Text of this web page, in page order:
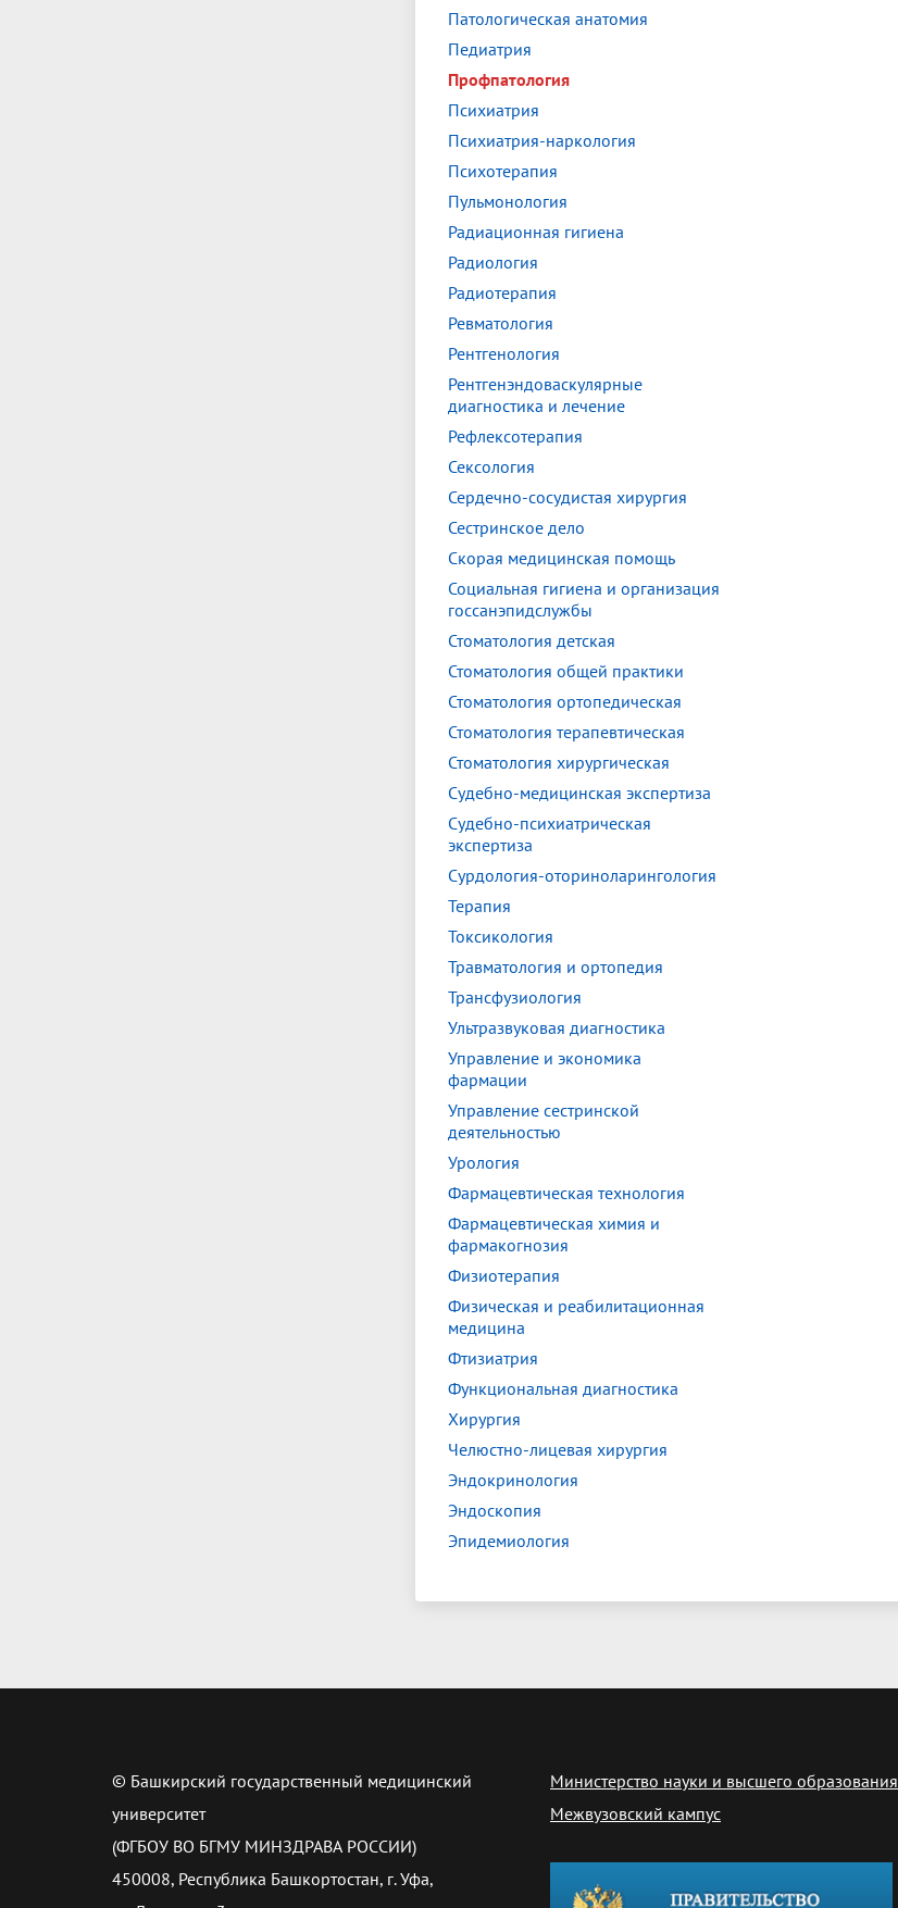
Патологическая анатомия
Педиатрия
Профпатология
Психиатрия
Психиатрия-наркология
Психотерапия
Пульмонология
Радиационная гигиена
Радиология
Радиотерапия
Ревматология
Рентгенология
Рентгенэндоваскулярные
диагностика и лечение
Рефлексотерапия
Сексология
Сердечно-сосудистая хирургия
Сестринское дело
Скорая медицинская помощь
Социальная гигиена и организация
госсанэпидслужбы
Стоматология детская
Стоматология общей практики
Стоматология ортопедическая
Стоматология терапевтическая
Стоматология хирургическая
Судебно-медицинская экспертиза
Судебно-психиатрическая
экспертиза
Сурдология-оториноларингология
Терапия
Токсикология
Травматология и ортопедия
Трансфузиология
Ультразвуковая диагностика
Управление и экономика
фармации
Управление сестринской
деятельностью
Урология
Фармацевтическая технология
Фармацевтическая химия и
фармакогнозия
Физиотерапия
Физическая и реабилитационная
медицина
Фтизиатрия
Функциональная диагностика
Хирургия
Челюстно-лицевая хирургия
Эндокринология
Эндоскопия
Эпидемиология
© Башкирский государственный медицинский
университет
(ФГБОУ ВО БГМУ МИНЗДРАВА РОССИИ)
450008, Республика Башкортостан, г. Уфа,
Министерство науки и высшего образования
Межвузовский кампус